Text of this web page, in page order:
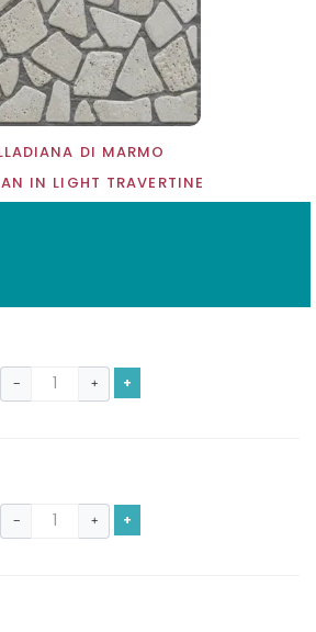
DI MARMO
IN LIGHT TRAVERTINE
− + +
− + +